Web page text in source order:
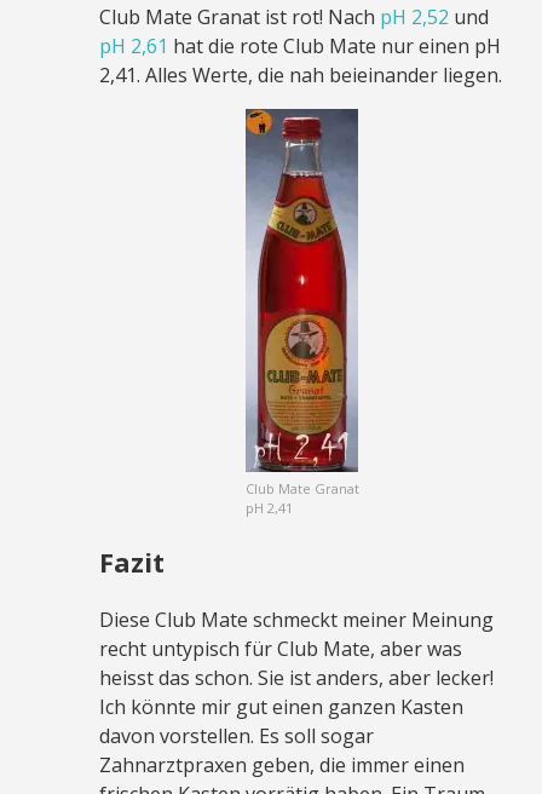
Club Mate Granat ist rot! Nach pH 2,52 und
pH 2,61 hat die rote Club Mate nur einen pH
2,41. Alles Werte, die nah beieinander liegen.
Club Mate Granat
pH 2,41
Fazit
Diese Club Mate schmeckt meiner Meinung
recht untypisch für Club Mate, aber was
heisst das schon. Sie ist anders, aber lecker!
Ich könnte mir gut einen ganzen Kasten
davon vorstellen. Es soll sogar
Zahnarztpraxen geben, die immer einen